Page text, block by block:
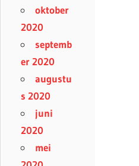
oktober
2020
septemb
er 2020
augustu
s 2020
juni
2020
mei